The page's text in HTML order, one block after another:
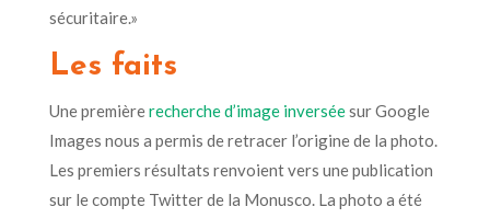
sécuritaire.»
Les faits
Une premièrerecherche d’image inverséesur Google
Images nous a permis de retracer l’origine de la photo.
Les premiers résultats renvoient vers une publication
sur le compte Twitter de la Monusco. La photo a été